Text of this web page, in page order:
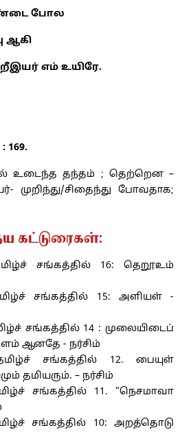
போல
ஆகி
எம் உயிரே.
உடைந்த தந்தம் ; தெற்றென –
முறிந்து/சிதைந்து போவதாக;
கட்டுரைகள்:
சங்கத்தில் 16: தெறூஉம்
சங்கத்தில் 15: அளியள் -
சங்கத்தில் 14 : முலையிடைப்
ஆனதே - நர்சிம்
சங்கத்தில் 12. பையுள்
தமியரும். – நர்சிம்
சங்கத்தில் 11. “நெசமாவா
சங்கத்தில் 10: அறத்தொடு